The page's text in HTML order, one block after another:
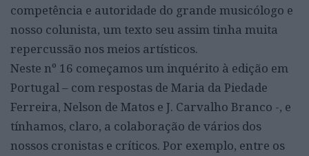
competência e autoridade do grande musicólogo e
nosso colunista, um texto seu assim tinha muita
repercussão nos meios artísticos.
Neste nº 16 começamos um inquérito à edição em
Portugal – com respostas de Maria da Piedade
Ferreira, Nelson de Matos e J. Carvalho Branco -, e
tínhamos, claro, a colaboração de vários dos
nossos cronistas e críticos. Por exemplo, entre os